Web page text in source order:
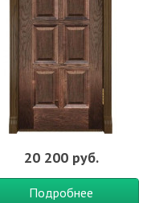
20 200 руб.
Подробнее